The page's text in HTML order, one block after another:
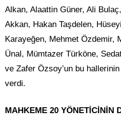
Alkan, Alaattin Güner, Ali
Akkan, Hakan Taşdelen,
Karayeğen, Mehmet Özdemir,
Ünal, Mümtazer Türköne,
ve Zafer Özsoy’un bu
verdi.
MAHKEME 20 YÖNETİCİNİN